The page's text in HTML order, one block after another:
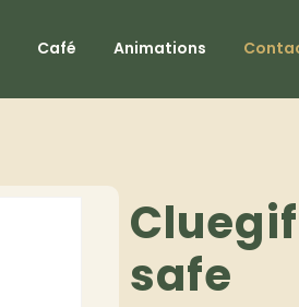
Café Animations
safe